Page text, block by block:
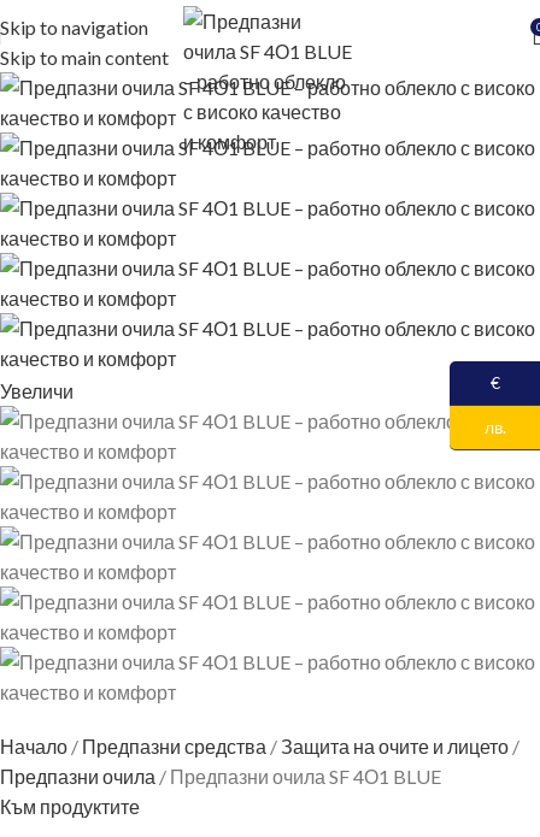
Skip to navigation
Skip to main content
Увеличи
Начало Предпазни средства
Защита на очите и лицето
Предпазни очила
Предпазни очила SF 4О1 BLUE
Към продуктите
€
лв.